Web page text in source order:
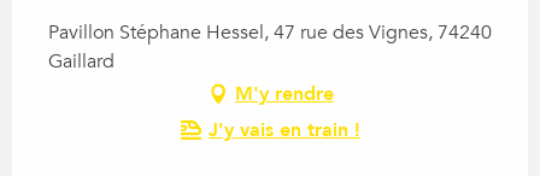
Pavillon Stéphane Hessel, 47 rue des Vignes, 74240
Gaillard
M'y rendre
J'y vais en train !